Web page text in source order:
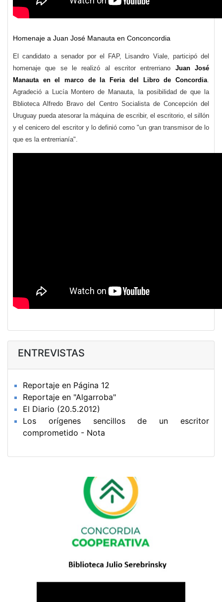
Homenaje a Juan José Manauta en Conconcordia
El candidato a senador por el FAP, Lisandro Viale, participó del
homenaje que se le realizó al escritor entrerriano
Juan José
Manauta en el marco de la Feria del Libro de Concordia
Agradeció a Lucía Montero de Manauta, la posibilidad de que la
Bblioteca Alfredo Bravo del Centro Socialista de Concepción del
Uruguay pueda atesorar la máquina de escribir, el escritorio, el sillón
y el cenicero del escritor y lo definió como "un gran transmisor de lo
que es la entrerrianía".
ENTREVISTAS
Reportaje en Página 12
Reportaje en "Algarroba"
El Diario (20.5.2012)
Los orígenes sencillos de un escritor
comprometido - Nota